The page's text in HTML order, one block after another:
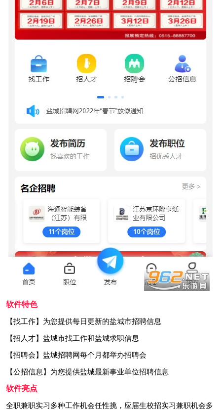
软件特色
【找工作】为您提供每日更新的盐城市招聘信息
【招人才】盐城市找工作和盐城求职信息
【招聘会】盐城招聘网每个月都举办招聘会
【公招信息】为您提供盐城最新事业单位招聘信息
软件亮点
全职兼职实习多种工作机会任性挑，应届生校招实习兼职机会多